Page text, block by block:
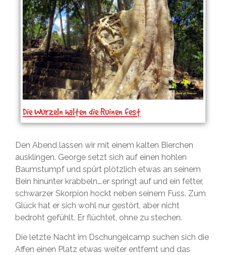
Die Wurzeln halten die Ruinen fest
Den Abend lassen wir mit einem kalten Bierchen
ausklingen. George setzt sich auf einen hohlen
Baumstumpf und spürt plötzlich etwas an seinem
Bein hinunter krabbeln….er springt auf und ein fetter,
schwarzer Skorpion hockt neben seinem Fuss. Zum
Glück hat er sich wohl nur gestört, aber nicht
bedroht gefühlt. Er flüchtet, ohne zu stechen.
Die letzte Nacht im Dschungelcamp suchen sich die
Affen einen Platz etwas weiter entfernt und das